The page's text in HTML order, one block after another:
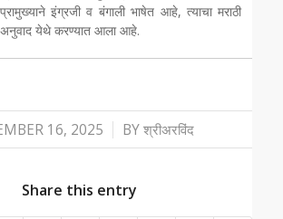
प्रामुख्याने इंग्रजी व बंगाली भाषेत आहे, त्याचा मराठी
अनुवाद येथे करण्यात आला आहे.
16, 2025
/ BYश्रीअरविंद
Share this entry